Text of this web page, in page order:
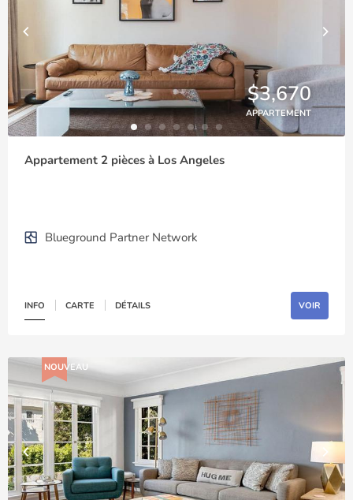
$3,670
APPARTEMENT
Appartement 2 pièces à Los Angeles
Blueground Partner Network
INFO CARTE DÉTAILS VOIR
NOUVEAU